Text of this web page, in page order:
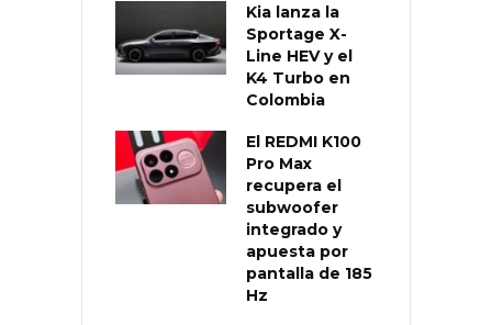
Kia lanza la
Sportage X-
Line HEV y el
K4 Turbo en
Colombia
El REDMI K100
Pro Max
recupera el
subwoofer
integrado y
apuesta por
pantalla de 185
Hz